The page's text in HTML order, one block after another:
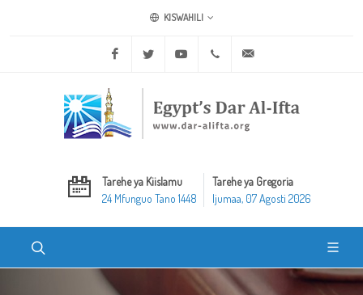
KISWAHILI
Facebook Twitter Youtube +20 2 25970400
Tarehe ya Kiislamu
24 Mfunguo Tano 1448
Tarehe ya Gregoria
Ijumaa, 07 Agosti 2026